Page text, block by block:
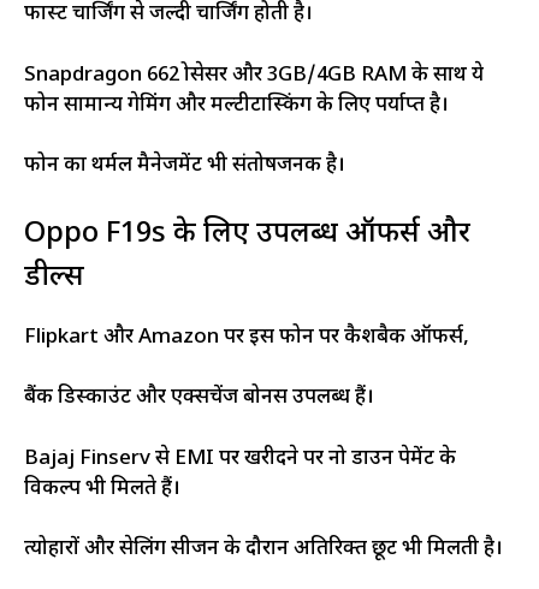
फास्ट चार्जिंग से जल्दी चार्जिंग होती है।
Snapdragon 662 प्रोसेसर और 3GB/4GB RAM के साथ ये
फोन सामान्य गेमिंग और मल्टीटास्किंग के लिए पर्याप्त है।
फोन का थर्मल मैनेजमेंट भी संतोषजनक है।
Oppo F19s के लिए उपलब्ध ऑफर्स और
डील्स
Flipkart और Amazon पर इस फोन पर कैशबैक ऑफर्स,
बैंक डिस्काउंट और एक्सचेंज बोनस उपलब्ध हैं।
Bajaj Finserv से EMI पर खरीदने पर नो डाउन पेमेंट के
विकल्प भी मिलते हैं।
त्योहारों और सेलिंग सीजन के दौरान अतिरिक्त छूट भी मिलती है।